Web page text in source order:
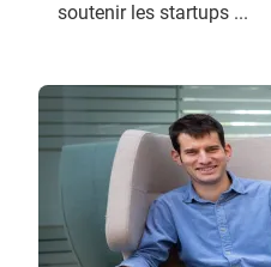
soutenir les startups ...